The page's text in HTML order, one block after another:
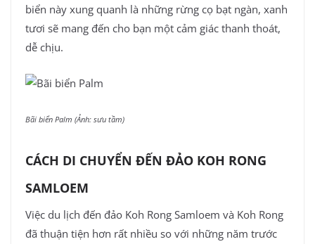
biển này xung quanh là những rừng cọ bạt ngàn, xanh
tươi sẽ mang đến cho bạn một cảm giác thanh thoát,
dễ chịu.
Bãi biển Palm (Ảnh: sưu tầm)
CÁCH DI CHUYỂN ĐẾN ĐẢO KOH RONG
SAMLOEM
Việc du lịch đến đảo Koh Rong Samloem và Koh Rong
đã thuận tiện hơn rất nhiều so với những năm trước